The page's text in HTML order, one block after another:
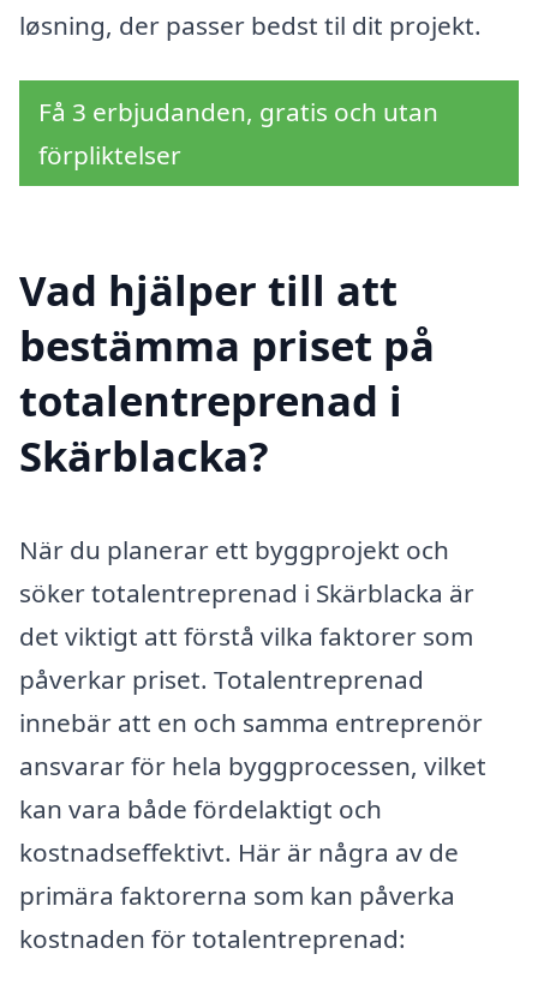
løsning, der passer bedst til dit projekt.
Få 3 erbjudanden, gratis och utan
förpliktelser
Vad hjälper till att
bestämma priset på
totalentreprenad i
Skärblacka?
När du planerar ett byggprojekt och
söker totalentreprenad i Skärblacka är
det viktigt att förstå vilka faktorer som
påverkar priset. Totalentreprenad
innebär att en och samma entreprenör
ansvarar för hela byggprocessen, vilket
kan vara både fördelaktigt och
kostnadseffektivt. Här är några av de
primära faktorerna som kan påverka
kostnaden för totalentreprenad: